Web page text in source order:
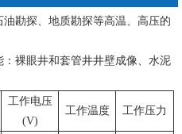
油勘探、地质勘探等高温、高压的
：裸眼井和套管井井壁成像、水泥
工作电压
(V)
工作温度 工作压力